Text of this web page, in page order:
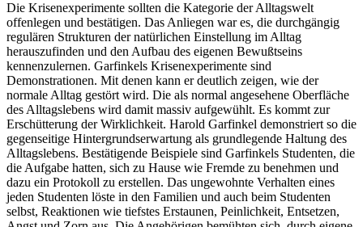
Die Krisenexperimente sollten die Kategorie der Alltagswelt
offenlegen und bestätigen. Das Anliegen war es, die durchgängig
regulären Strukturen der natürlichen Einstellung im Alltag
herauszufinden und den Aufbau des eigenen Bewußtseins
kennenzulernen. Garfinkels Krisenexperimente sind
Demonstrationen. Mit denen kann er deutlich zeigen, wie der
normale Alltag gestört wird. Die als normal angesehene Oberfläche
des Alltagslebens wird damit massiv aufgewühlt. Es kommt zur
Erschütterung der Wirklichkeit. Harold Garfinkel demonstriert so die
gegenseitige Hintergrundserwartung als grundlegende Haltung des
Alltagslebens. Bestätigende Beispiele sind Garfinkels Studenten, die
die Aufgabe hatten, sich zu Hause wie Fremde zu benehmen und
dazu ein Protokoll zu erstellen. Das ungewohnte Verhalten eines
jeden Studenten löste in den Familien und auch beim Studenten
selbst, Reaktionen wie tiefstes Erstaunen, Peinlichkeit, Entsetzen,